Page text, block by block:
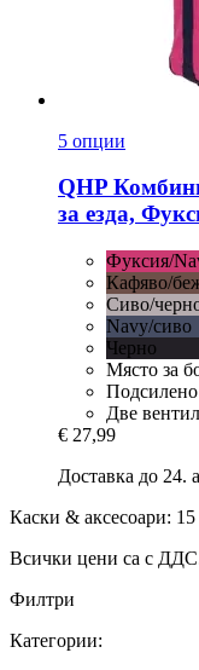
5 опции
QHP
за езда,
Фуксия/
Кафяво/
Сиво/
Navy/сиво
Черно
Място за
Подсилено
Две
€ 27,99
Доставка до 24.
Каски & аксесоари:
Всички цени са с
Филтри
Категории: